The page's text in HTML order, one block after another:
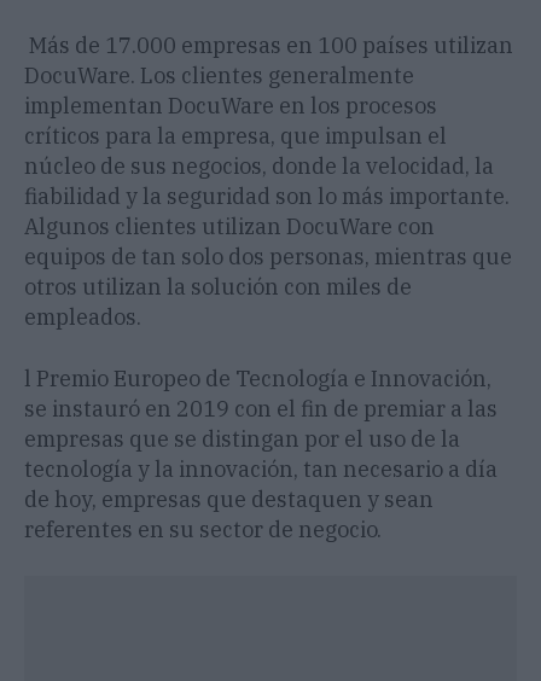
Más de 17.000 empresas en 100 países utilizan
DocuWare. Los clientes generalmente
implementan DocuWare en los procesos
críticos para la empresa, que impulsan el
núcleo de sus negocios, donde la velocidad, la
fiabilidad y la seguridad son lo más importante.
Algunos clientes utilizan DocuWare con
equipos de tan solo dos personas, mientras que
otros utilizan la solución con miles de
empleados.
l Premio Europeo de Tecnología e Innovación,
se instauró en 2019 con el fin de premiar a las
empresas que se distingan por el uso de la
tecnología y la innovación, tan necesario a día
de hoy, empresas que destaquen y sean
referentes en su sector de negocio.